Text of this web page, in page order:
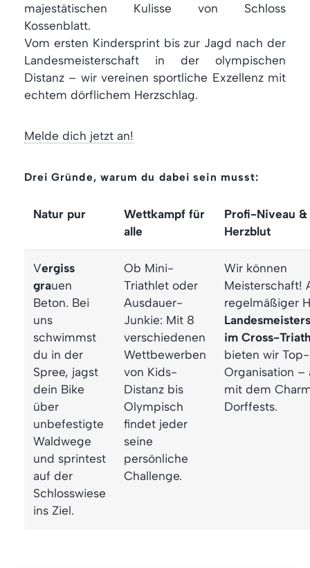
majestätischen Kulisse von Schloss
Kossenblatt.
Vom ersten Kindersprint bis zur Jagd nach der
Landesmeisterschaft in der olympischen
Distanz – wir vereinen sportliche Exzellenz mit
echtem dörflichem Herzschlag.
Melde dich jetzt an!
Drei Gründe, warum du dabei sein musst:
Natur pur
Wettkampf für
alle
Profi-Niveau &
Herzblut
Vergiss
grauen
Beton. Bei
uns
schwimmst
du in der
Spree, jagst
dein Bike
über
unbefestigte
Waldwege
und sprintest
auf der
Schlosswiese
ins Ziel.
Ob Mini-
Triathlet oder
Ausdauer-
Junkie: Mit 8
verschiedenen
Wettbewerben
von Kids-
Distanz bis
Olympisch
findet jeder
seine
persönliche
Challenge.
Wir können
Meisterschaft!
regelmäßiger
im Cross-
bieten wir Top-
Organisation –
mit dem
Dorffests.